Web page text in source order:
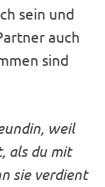
sein und
auch
sind
weil
als du mit
sie verdient